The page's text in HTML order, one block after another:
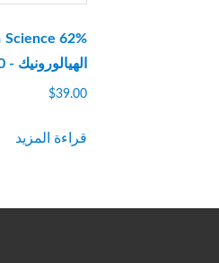
الهيالورونيك - 50 مل
$39.00
قراءة المزيد